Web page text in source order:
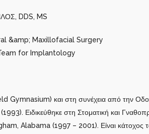
DDS, MS
&amp; Maxillofacial Surgery
for Implantology
και στη συνέχεια από την
Ειδικεύθηκε στη Στοματική και
Alabama (1997 – 2001). Είναι κάτοχος